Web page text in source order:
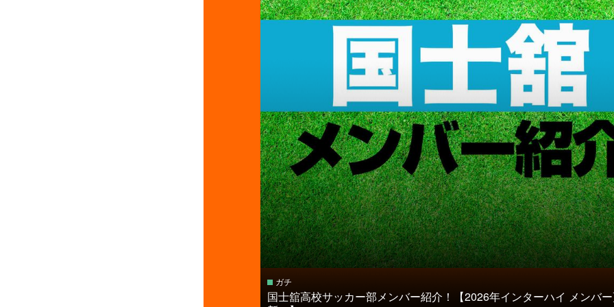
ガチ
国⼠舘高校サッカー部メンバー紹介！【2026年インターハイ メンバ